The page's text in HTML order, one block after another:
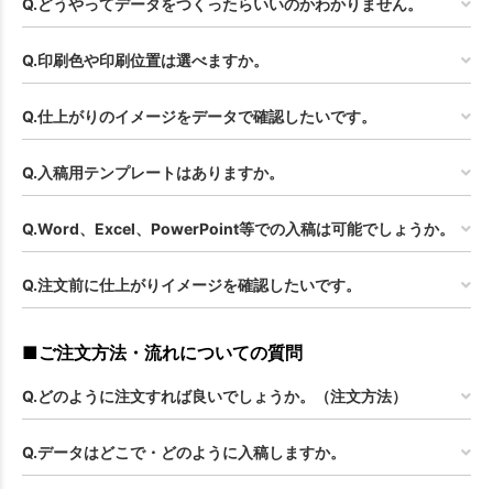
Q.印刷色や印刷位置は選べますか。
Q.仕上がりのイメージをデータで確認したいです。
Q.入稿用テンプレートはありますか。
Q.Word、Excel、PowerPoint等での入稿は可能でしょうか。
Q.注文前に仕上がりイメージを確認したいです。
■ご注文方法・流れについての質問
Q.どのように注文すれば良いでしょうか。（注文方法）
Q.データはどこで・どのように入稿しますか。